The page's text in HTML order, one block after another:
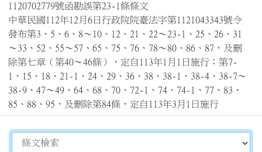
1120702779號函勘誤第23-1條條文
中華民國112年12月6日行政院院臺法字第1121043343號令
發布第3、5、6、8～10、12、21、22～23-1、25、26、31
～33、52、55～57、65、75、76、78～80、86、87，及刪
除第七章（第40～46條），定自113年1月1日施行；第7-
1、15、18、21-1、24、29、36、38、38-1、38-4、38-7～
38-9、47～49、64、68、70、72-1、74、74-1、77、83、
85、88、95，及刪除第84條，定自113年3月1日施行
切換選擇法規資訊內容